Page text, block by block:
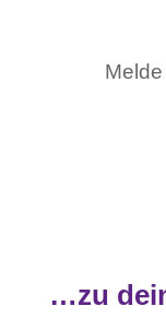
…zu